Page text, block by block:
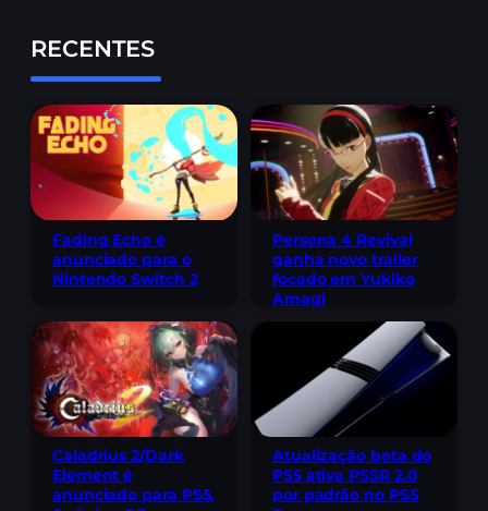
RECENTES
Fading Echo é
anunciado para o
Nintendo Switch 2
Persona 4 Revival
ganha novo trailer
focado em Yukiko
Amagi
Caladrius 2/Dark
Element é
anunciado para PS5,
Atualização beta do
PS5 ativa PSSR 2.0
por padrão no PS5